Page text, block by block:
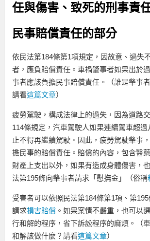
任與傷害、致死的刑事責
民事賠償責任的部分
依民法第184條第1項規定，因故意、過失
者，應負賠償責任。車禍肇事者如果出於
事者應該負擔民事賠償責任。（誰是肇事
請看這篇文章）
疲勞駕駛，構成法律上的過失，因為道路
114條規定，汽車駕駛人如果連續駕車超
止不得再繼續駕駛。因此，疲勞駕駛肇事
擔民事的賠償責任。賠償的內容，包含醫
財產上支出以外，如果有造成身體傷害，
法第195條向肇事者請求「慰撫金」（俗稱
受害者可以依照民法第184條第1項、第
請求損害賠償 。如果案情不嚴重，也可以
行和解的程序，省下訴訟程序的麻煩。（
和解該做什麼？請看這篇文章）